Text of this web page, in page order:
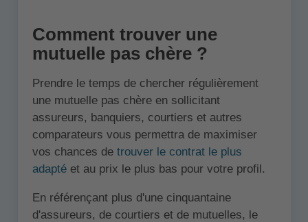
Comment trouver une
mutuelle pas chère ?
Prendre le temps de chercher régulièrement
une mutuelle pas chère en sollicitant
assureurs, banquiers, courtiers et autres
comparateurs vous permettra de maximiser
vos chances de trouver le contrat le plus
adaptéet au prix le plus bas pour votre profil.
En référençant plus d'une cinquantaine
d'assureurs, de courtiers et de mutuelles, le